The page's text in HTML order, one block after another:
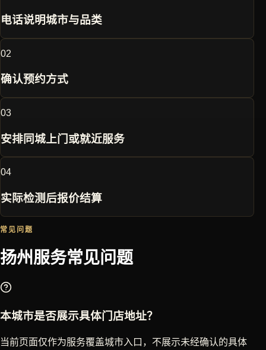
电话说明城市与品类
02
确认预约方式
03
安排同城上门或就近服务
04
实际检测后报价结算
常见问题
扬州服务常见问题
本城市是否展示具体门店地址？
当前页面仅作为服务覆盖城市入口，不展示未经确认的具体